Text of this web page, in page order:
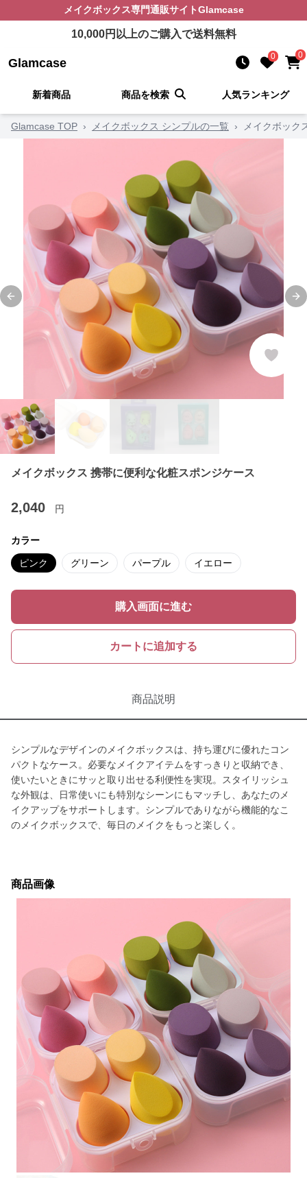
メイクボックス専門通販サイトGlamcase
10,000円以上のご購入で送料無料
Glamcase 0 0
新着商品 商品を検索 人気ランキング
Glamcase TOP › メイクボックス シンプルの一覧 › メイクボック
Previous slide
メイクボックス 携帯に便利な化粧スポンジケース
2,040 円
カラー
ピンク グリーン パープル イエロー
購入画面に進む
カートに追加する
商品説明
シンプルなデザインのメイクボックスは、持ち運びに優れたコン
パクトなケース。必要なメイクアイテムをすっきりと収納でき、
使いたいときにサッと取り出せる利便性を実現。スタイリッシュ
な外観は、日常使いにも特別なシーンにもマッチし、あなたのメ
イクアップをサポートします。シンプルでありながら機能的なこ
のメイクボックスで、毎日のメイクをもっと楽しく。
商品画像